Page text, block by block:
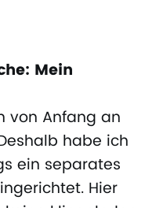
Mein
von Anfang an
habe ich
ein separates
Hier